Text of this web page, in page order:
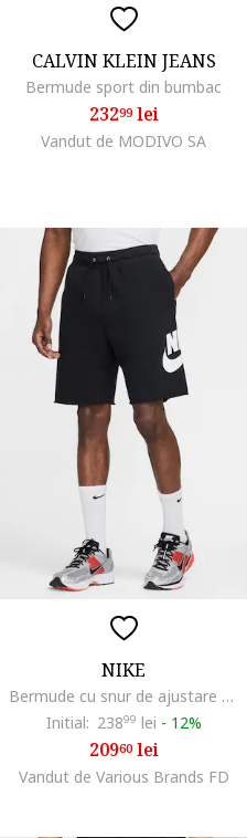
CALVIN KLEIN JEANS
Bermude sport din bumbac
23299lei
Vandut de MODIVO SA
NIKE
Bermude cu snur de ajustare si logo Club, Negru
Initial: 23899 lei - 12%
20960lei
Vandut de Various Brands FD